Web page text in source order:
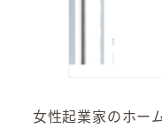
女性起業家のホー